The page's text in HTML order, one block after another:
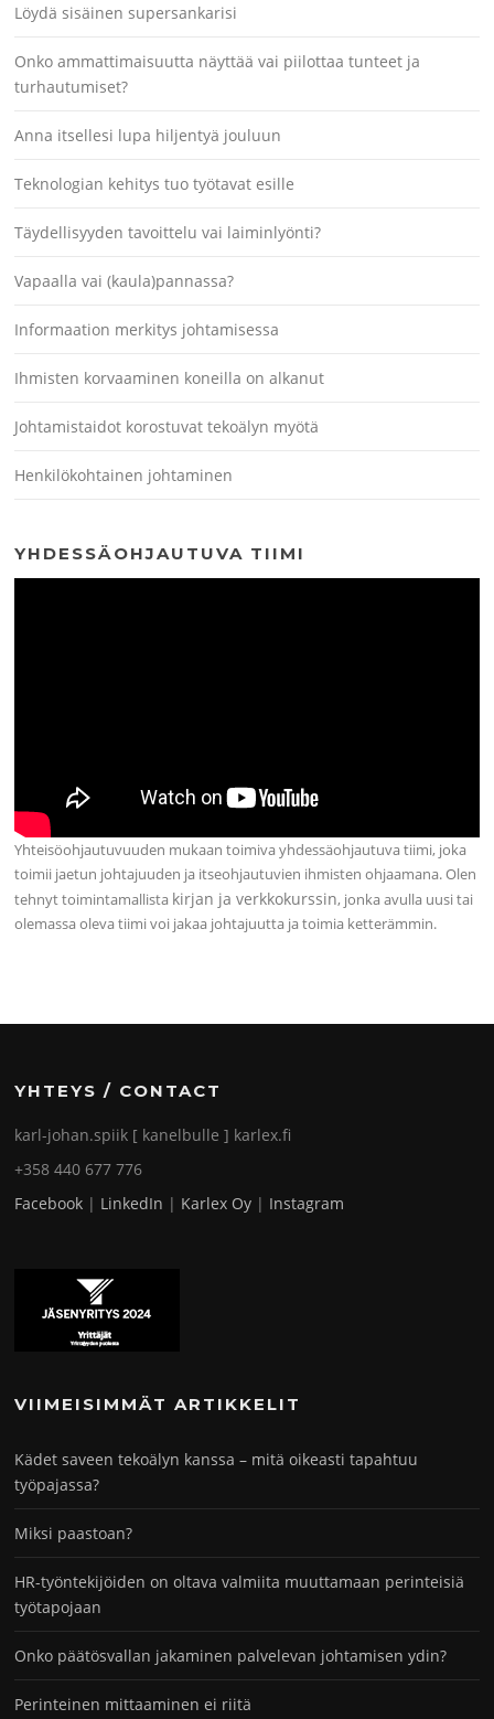
Löydä sisäinen supersankarisi
Onko ammattimaisuutta näyttää vai piilottaa tunteet ja
turhautumiset?
Anna itsellesi lupa hiljentyä jouluun
Teknologian kehitys tuo työtavat esille
Täydellisyyden tavoittelu vai laiminlyönti?
Vapaalla vai (kaula)pannassa?
Informaation merkitys johtamisessa
Ihmisten korvaaminen koneilla on alkanut
Johtamistaidot korostuvat tekoälyn myötä
Henkilökohtainen johtaminen
YHDESSÄOHJAUTUVA TIIMI
Yhteisöohjautuvuuden mukaan toimiva yhdessäohjautuva tiimi, joka
toimii jaetun johtajuuden ja itseohjautuvien ihmisten ohjaamana. Olen
tehnyt toimintamallista kirjan ja verkkokurssin, jonka avulla uusi tai
olemassa oleva tiimi voi jakaa johtajuutta ja toimia ketterämmin.
YHTEYS / CONTACT
karl-johan.spiik [ kanelbulle ] karlex.fi
+358 440 677 776
Facebook | LinkedIn | Karlex Oy | Instagram
VIIMEISIMMÄT ARTIKKELIT
Kädet saveen tekoälyn kanssa – mitä oikeasti tapahtuu
työpajassa?
Miksi paastoan?
HR-työntekijöiden on oltava valmiita muuttamaan perinteisiä
työtapojaan
Onko päätösvallan jakaminen palvelevan johtamisen ydin?
Perinteinen mittaaminen ei riitä